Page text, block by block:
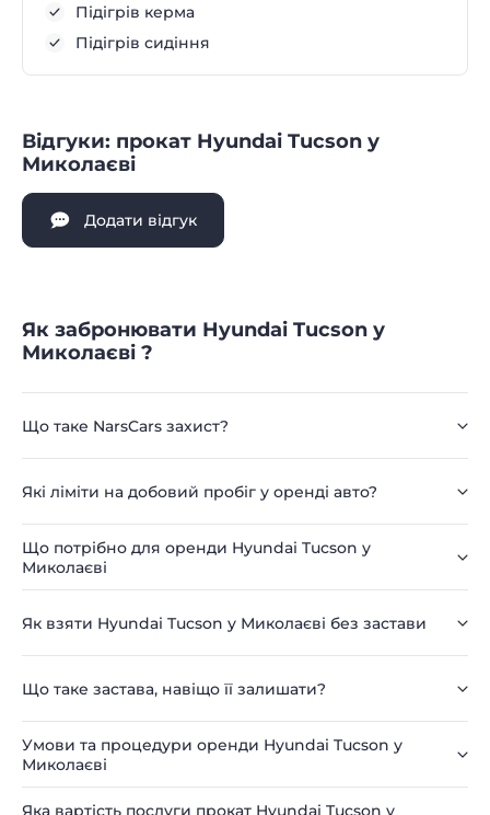
Підігрів керма
Підігрів сидіння
Відгуки: прокат Hyundai Tucson у
Миколаєві
Додати відгук
Як забронювати Hyundai Tucson у
Миколаєві ?
Що таке NarsCars захист?
Які ліміти на добовий пробіг у оренді авто?
Що потрібно для оренди Hyundai Tucson у
Миколаєві
Як взяти Hyundai Tucson у Миколаєві без застави
Що таке застава, навіщо її залишати?
Умови та процедури оренди Hyundai Tucson у
Миколаєві
Яка вартість послуги прокат Hyundai Tucson у